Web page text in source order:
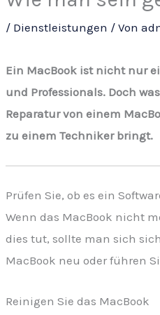
/ Dienstleistungen / Von
Ein MacBook ist nicht nur
und Professionals. Doch
Reparatur von einem
zu einem Techniker bringt.
Prüfen Sie, ob es ein
Wenn das MacBook nicht
dies tut, sollte man sich
MacBook neu oder führen
Reinigen Sie das MacBook